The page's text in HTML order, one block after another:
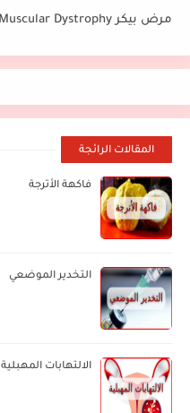
مرض بيكر Becker's Muscular Dystrophy:
المقالات الرائجة
فاكهة الأترجة
التخدير الموضعي
الالتهابات المهبلية